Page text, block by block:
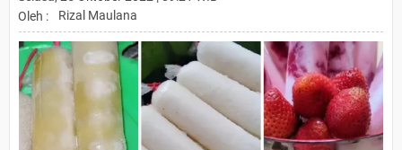
Oleh :
Rizal Maulana